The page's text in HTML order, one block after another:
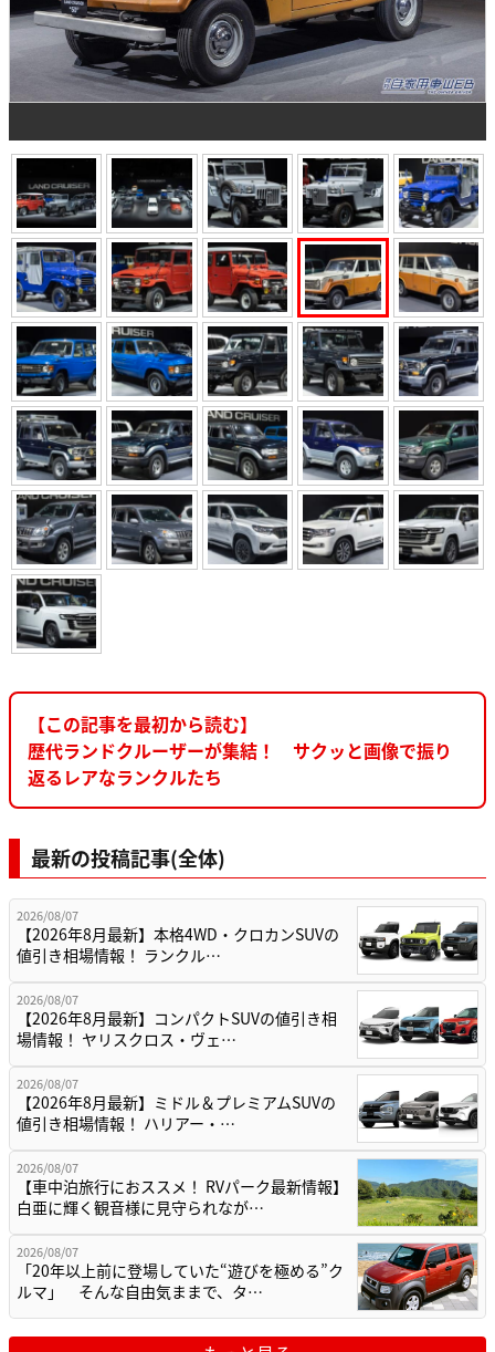
【この記事を最初から読む】
歴代ランドクルーザーが集結！ サクッと画像で振り
返るレアなランクルたち
最新の投稿記事(全体)
2026/08/07
【2026年8月最新】本格4WD・クロカンSUVの
値引き相場情報！ ランクル…
2026/08/07
【2026年8月最新】コンパクトSUVの値引き相
場情報！ ヤリスクロス・ヴェ…
2026/08/07
【2026年8月最新】ミドル＆プレミアムSUVの
値引き相場情報！ ハリアー・…
2026/08/07
【車中泊旅行におススメ！ RVパーク最新情報】
白亜に輝く観音様に見守られなが…
2026/08/07
「20年以上前に登場していた“遊びを極める”ク
ルマ」 そんな自由気ままで、タ…